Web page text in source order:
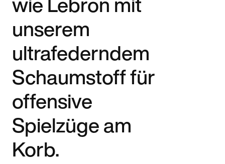
unserem
ultrafederndem
Schaumstoff für
offensive
Spielzüge am
Korb.